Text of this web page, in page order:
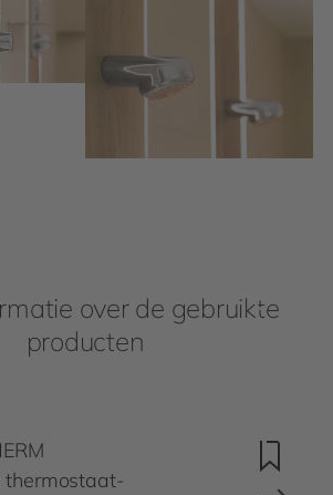
over de gebruikte
producten
thermostaat-